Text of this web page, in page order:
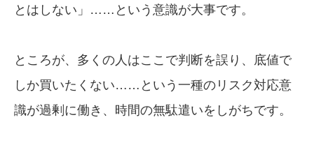
とはしない」……という意識が大事です。
ところが、多くの人はここで判断を誤り、底値で
しか買いたくない……という一種のリスク対応意
識が過剰に働き、時間の無駄遣いをしがちです。